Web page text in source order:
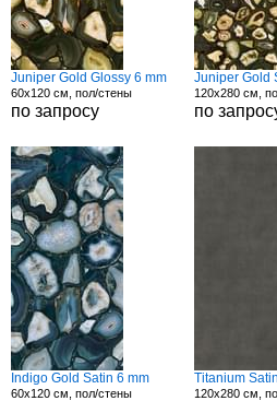
Juniper Gold Glossy 6 mm
60x120 см, пол/стены
по запросу
Juniper Gold
120x280 см,
по
Indigo Gold Satin 6 mm
60x120 см, пол/стены
Titanium
120x280 см,